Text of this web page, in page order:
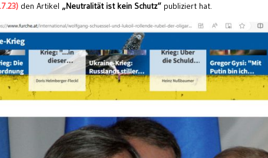
den Artikel „Neutralität ist kein Schutz“ publiziert hat.